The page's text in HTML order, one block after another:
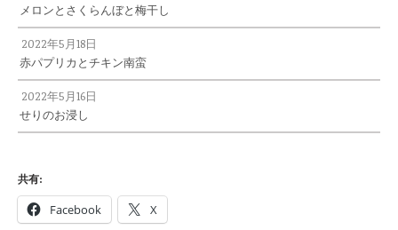
メロンとさくらんぼと梅干し
2022年5月18日
赤パプリカとチキン南蛮
2022年5月16日
せりのお浸し
共有:
Facebook X